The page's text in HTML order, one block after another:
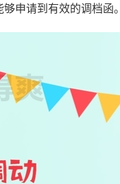
申请到有效的调档函。